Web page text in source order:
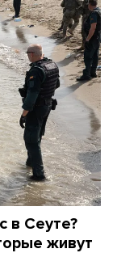
в Сеуте?
живут